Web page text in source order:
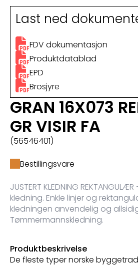
Last ned
FDV dokumentasjon
Produktdatablad
EPD
Brosjyre
GRAN 16X073
GR VISIR FA
(56546401)
Bestillingsvare
JUSTERT KLEDNING
kledning. Enkle linjer og
kledningen anvendelig og
Tømmermannskledning.
Produktbeskrivelse
De fleste typer norske